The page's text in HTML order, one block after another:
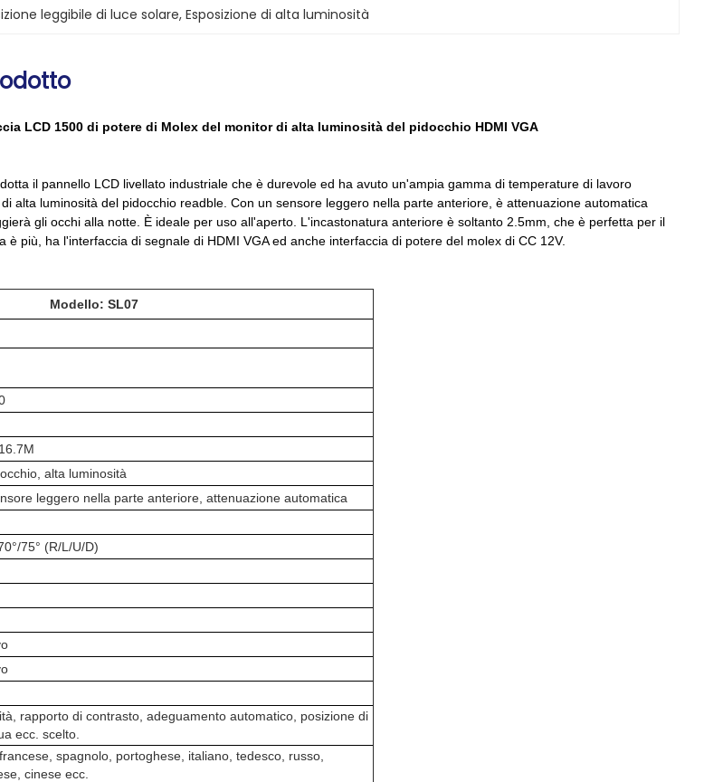
leggibile di luce solare, Esposizione di alta luminosità
LCD 1500 di potere di Molex del monitor di alta luminosità del pidocchio HDMI VGA
il pannello LCD livellato industriale che è durevole ed ha avuto un'ampia gamma di temperature di lavoro
alta luminosità del pidocchio readble. Con un sensore leggero nella parte anteriore, è attenuazione automatica
gli occhi alla notte. È ideale per uso all'aperto. L'incastonatura anteriore è soltanto 2.5mm, che è perfetta per il
è più, ha l'interfaccia di segnale di HDMI VGA ed anche interfaccia di potere del molex di CC 12V.
Modello: SL07
alta luminosità
leggero nella parte anteriore, attenuazione automatica
75° (R/L/U/D)
rapporto di contrasto, adeguamento automatico, posizione di
ecc. scelto.
spagnolo, portoghese, italiano, tedesco, russo,
cinese ecc.